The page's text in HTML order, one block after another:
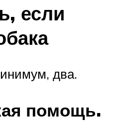
если
два.
помощь.